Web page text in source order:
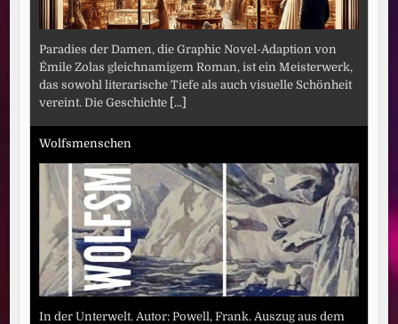
Paradies der Damen, die Graphic Novel-Adaption von
Émile Zolas gleichnamigem Roman, ist ein Meisterwerk,
das sowohl literarische Tiefe als auch visuelle Schönheit
vereint. Die Geschichte [...]
Wolfsmenschen
In der Unterwelt. Autor: Powell, Frank. Auszug aus dem